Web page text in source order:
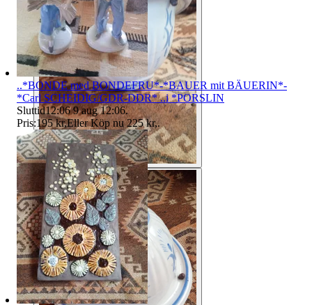
..*BONDE med BONDEFRU*-*BAUER mit BÄUERIN*-
*Carl SCHEIDIG/GDR-DDR* ..i *PORSLIN
Sluttid12:06 9 aug 12:06.
Pris:195 kr,Eller Köp nu 225 kr,.